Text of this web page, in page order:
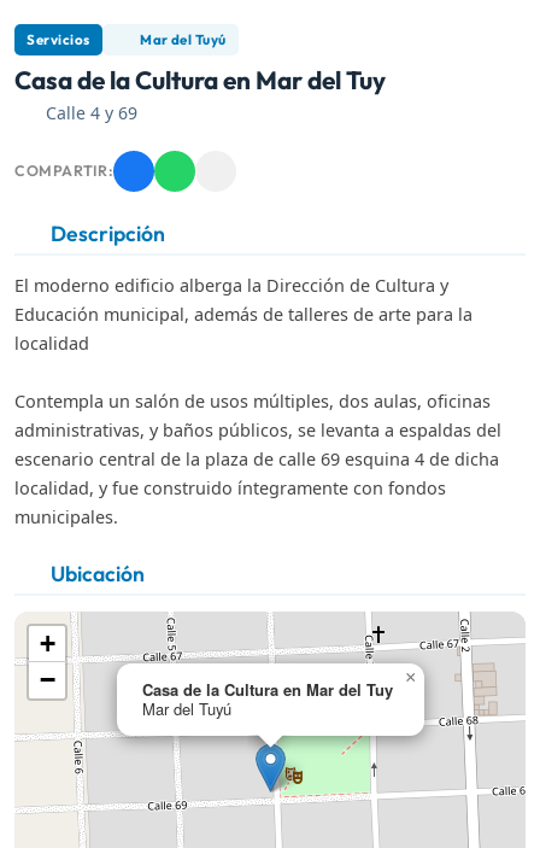
Servicios Mar del Tuyú
Casa de la Cultura en Mar del Tuy
Calle 4 y 69
COMPARTIR:
Descripción
El moderno edificio alberga la Dirección de Cultura y
Educación municipal, además de talleres de arte para la
localidad
Contempla un salón de usos múltiples, dos aulas, oficinas
administrativas, y baños públicos, se levanta a espaldas del
escenario central de la plaza de calle 69 esquina 4 de dicha
localidad, y fue construido íntegramente con fondos
municipales.
Ubicación
Casa de la Cultura en Mar del Tuy
Mar del Tuyú
×
+
−